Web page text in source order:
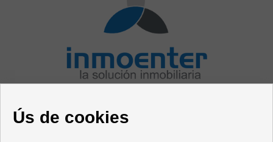
Avenida Mediterráneo, 76
Ús de cookies